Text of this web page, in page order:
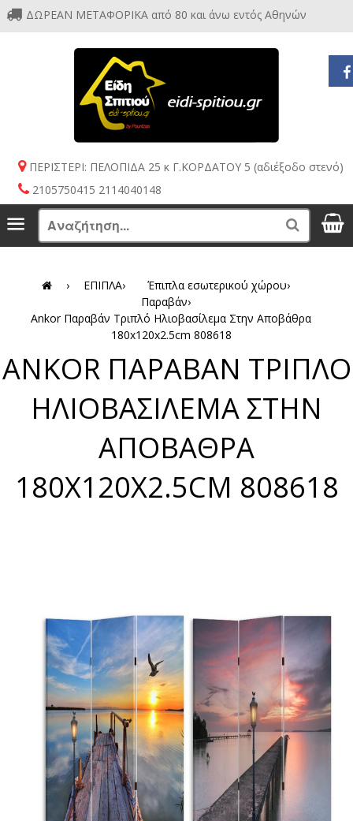
ΔΩΡΕΑΝ ΜΕΤΑΦΟΡΙΚΑ από 80 και άνω εντός Αθηνών
ΠΕΡΙΣΤΕΡΙ: ΠΕΛΟΠΙΔΑ 25 κ Γ.ΚΟΡΔΑΤΟΥ 5 (αδιέξοδο στενό)
2105750415 2114040148
Menu Search
› ΕΠΙΠΛΑ› Έπιπλα εσωτερικού χώρου›
Παραβάν›
Ankor Παραβάν Τριπλό Ηλιοβασίλεμα Στην Αποβάθρα
180x120x2.5cm 808618
ANKOR ΠΑΡΑΒΑΝ ΤΡΙΠΛΟ
ΗΛΙΟΒΑΣΙΛΕΜΑ ΣΤΗΝ
ΑΠΟΒΑΘΡΑ
180X120X2.5CM 808618